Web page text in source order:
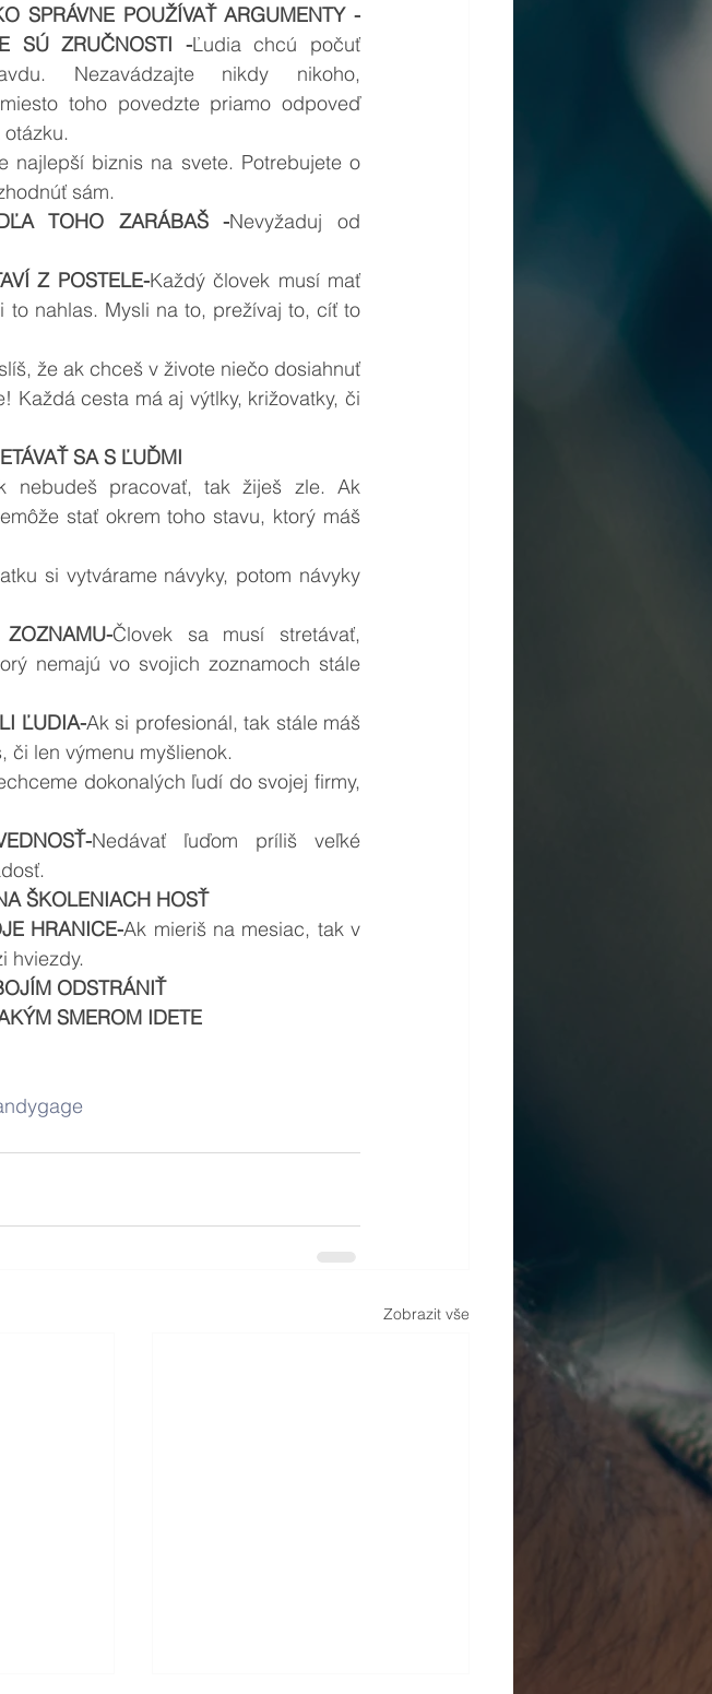
SPRÁVNE POUŽÍVAŤ ARGUMENTY -
SÚ ZRUČNOSTI -Ľudia chcú počuť
Nezavádzajte nikdy nikoho,
toho povedzte priamo odpoveď
otázku.
najlepší biznis na svete. Potrebujete o
sám.
TOHO ZARÁBAŠ -Nevyžaduj od
Z POSTELE-Každý človek musí mať
nahlas. Mysli na to, prežívaj to, cíť to
že ak chceš v živote niečo dosiahnuť
Každá cesta má aj výtlky, križovatky, či
SA S ĽUĎMI
nebudeš pracovať, tak žiješ zle. Ak
stať okrem toho stavu, ktorý máš
si vytvárame návyky, potom návyky
Človek sa musí stretávať,
nemajú vo svojich zoznamoch stále
ĽUDIA-Ak si profesionál, tak stále máš
či len výmenu myšlienok.
dokonalých ľudí do svojej firmy,
Nedávať ľuďom príliš veľké
ŠKOLENIACH HOSŤ
HRANICE-Ak mieriš na mesiac, tak v
hviezdy.
ODSTRÁNIŤ
SMEROM IDETE
Zobrazit vše